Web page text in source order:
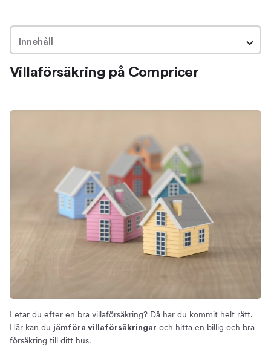
Innehåll
Villaförsäkring på Compricer
Villaförsäkring – en trygghet om något händer
Så hjälper vi dig hitta en bra villaförsäkring
Jämför villaförsäkringar
Så kan vi hjälpa dig
Byta villaförsäkring
Så mycket kan du spara
Hitta billiga villaförsäkringar
Priset på villaförsäkringar
Villahemförsäkring
Tilläggsförsäkringar
Villaförsäkring på Compricer
Letar du efter en bra villaförsäkring? Då har du kommit helt rätt.
Här kan du jämföra villaförsäkringar och hitta en billig och bra
försäkring till ditt hus.